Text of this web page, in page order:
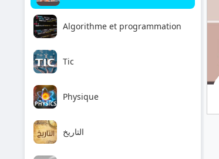
Algorithme et programmation
Tic
Physique
التاريخ